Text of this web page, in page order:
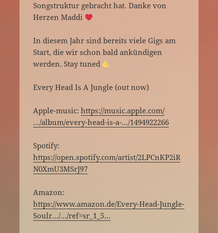
Songstruktur gebracht hat. Danke von
Herzen Maddi
In diesem Jahr sind bereits viele Gigs am
Start, die wir schon bald ankündigen
werden. Stay tuned
Every Head Is A Jungle (out now)
Apple-music:https://music.apple.com/
…/album/every-head-is-a-…/1494922266
Spotify:
https://open.spotify.com/artist/2LPCnKP2iR
N0XmU3MSrJ97
Amazon:
https://www.amazon.de/Every-Head-Jungle-
Soulr…/…/ref=sr_1_5…